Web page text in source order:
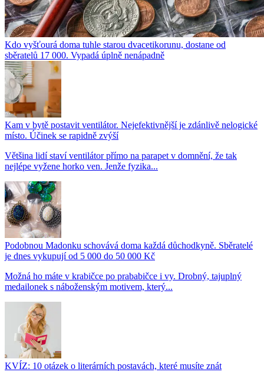
Kdo vyšťourá doma tuhle starou dvacetikorunu, dostane od
sběratelů 17 000. Vypadá úplně nenápadně
Kam v bytě postavit ventilátor. Nejefektivnější je zdánlivě nelogické
místo. Účinek se rapidně zvýší
Většina lidí staví ventilátor přímo na parapet v domnění, že tak
nejlépe vyžene horko ven. Jenže fyzika...
Podobnou Madonku schovává doma každá důchodkyně. Sběratelé
je dnes vykupují od 5 000 do 50 000 Kč
Možná ho máte v krabičce po prababičce i vy. Drobný, tajuplný
medailonek s náboženským motivem, který...
KVÍZ: 10 otázek o literárních postavách, které musíte znát